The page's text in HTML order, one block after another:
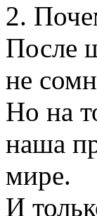
2.
После
не
Но на
наша
мире.
И